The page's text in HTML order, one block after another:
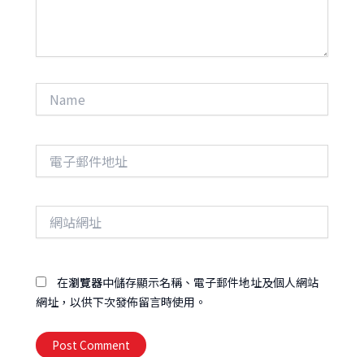
在瀏覽器中儲存顯示名稱、電子郵件地址及個人網站
網址，以供下次發佈留言時使用。